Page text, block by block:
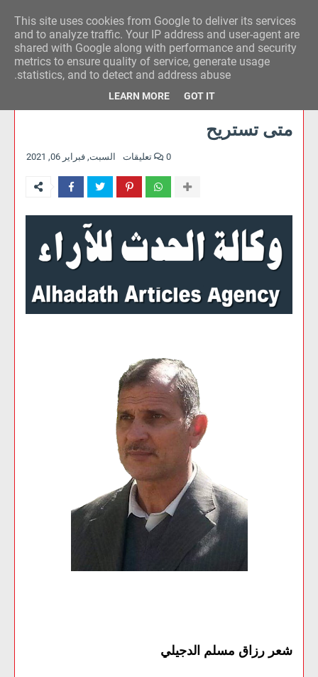
وكالة الحدث للآراء
متى تستريح
السبت, فبراير 06, 2021 0 تعليقات
شعر رزاق مسلم الدجيلي
This site uses cookies from Google to deliver its services
and to analyze traffic. Your IP address and user-agent are
shared with Google along with performance and security
metrics to ensure quality of service, generate usage
statistics, and to detect and address abuse.
LEARN MORE GOT IT